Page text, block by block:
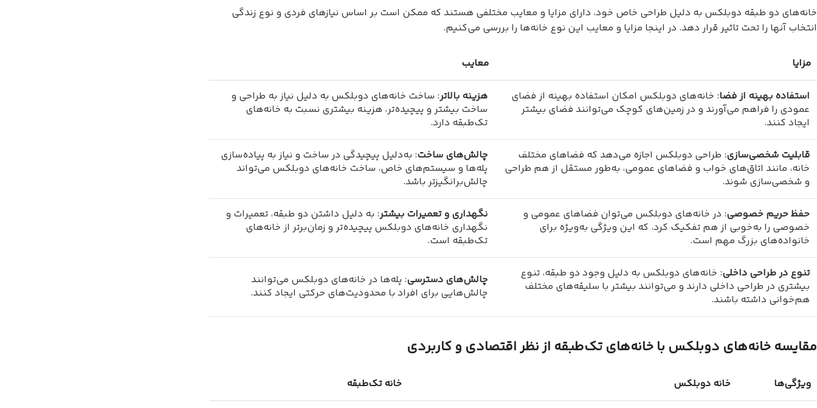
خانه‌های دو طبقه دوبلکس به دلیل طراحی خاص خود، دارای مزایا و معایب مختلفی هستند که ممکن است بر اساس نیازهای فردی و نوع زندگی
انتخاب آنها را تحت تاثیر قرار دهد. در اینجا مزایا و معایب این نوع خانه‌ها را بررسی می‌کنیم.
مزایا معایب
استفاده بهینه از فضا: خانه‌های دوبلکس امکان استفاده بهینه از فضای
عمودی را فراهم می‌آورند و در زمین‌های کوچک می‌توانند فضای بیشتر
ایجاد کنند.
هزینه بالاتر: ساخت خانه‌های دوبلکس به دلیل نیاز به طراحی و
ساخت بیشتر و پیچیده‌تر، هزینه بیشتری نسبت به خانه‌های
تک‌طبقه دارد.
قابلیت شخصی‌سازی: طراحی دوبلکس اجازه می‌دهد که فضاهای مختلف
خانه، مانند اتاق‌های خواب و فضاهای عمومی، به‌طور مستقل از هم طراحی
و شخصی‌سازی شوند.
چالش‌های ساخت: به‌دلیل پیچیدگی در ساخت و نیاز به پیاده‌سازی
پله‌ها و سیستم‌های خاص، ساخت خانه‌های دوبلکس می‌تواند
چالش‌برانگیزتر باشد.
حفظ حریم خصوصی: در خانه‌های دوبلکس می‌توان فضاهای عمومی و
خصوصی را به‌خوبی از هم تفکیک کرد، که این ویژگی به‌ویژه برای
خانواده‌های بزرگ مهم است.
نگهداری و تعمیرات بیشتر: به دلیل داشتن دو طبقه، تعمیرات و
نگهداری خانه‌های دوبلکس پیچیده‌تر و زمان‌برتر از خانه‌های
تک‌طبقه است.
تنوع در طراحی داخلی: خانه‌های دوبلکس به دلیل وجود دو طبقه، تنوع
بیشتری در طراحی داخلی دارند و می‌توانند بیشتر با سلیقه‌های مختلف
هم‌خوانی داشته باشند.
چالش‌های دسترسی: پله‌ها در خانه‌های دوبلکس می‌توانند
چالش‌هایی برای افراد با محدودیت‌های حرکتی ایجاد کنند.
مقایسه خانه‌های دوبلکس با خانه‌های تک‌طبقه از نظر اقتصادی و کاربردی
ویژگی‌ها خانه دوبلکس خانه تک‌طبقه